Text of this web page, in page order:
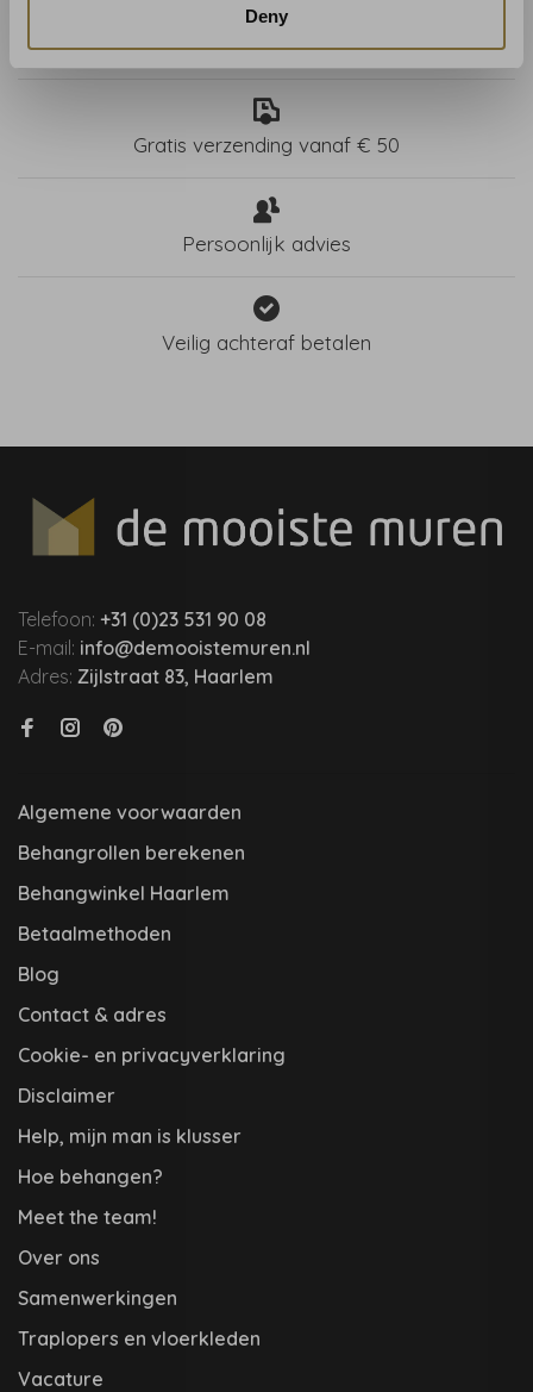
Deny
Winkel in Haarlem
Gratis verzending vanaf € 50
Persoonlijk advies
Veilig achteraf betalen
Telefoon: +31 (0)23 531 90 08
E-mail: info@demooistemuren.nl
Adres: Zijlstraat 83, Haarlem
Algemene voorwaarden
Behangrollen berekenen
Behangwinkel Haarlem
Betaalmethoden
Blog
Contact & adres
Cookie- en privacyverklaring
Disclaimer
Help, mijn man is klusser
Hoe behangen?
Meet the team!
Over ons
Samenwerkingen
Traplopers en vloerkleden
Vacature